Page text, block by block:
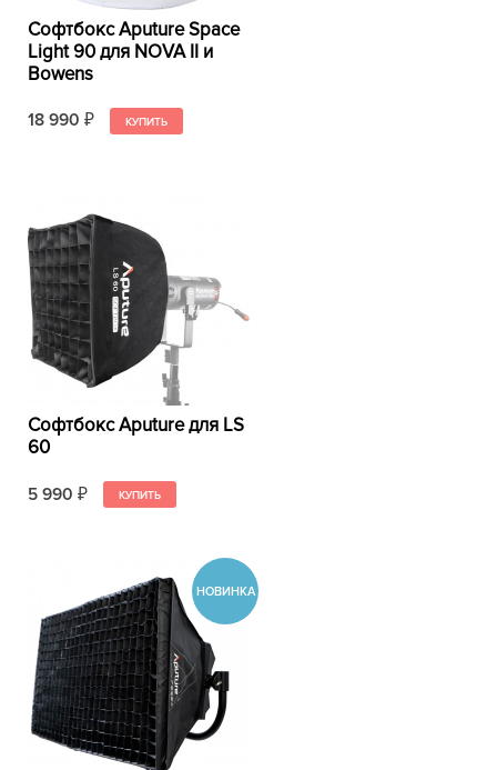
Софтбокс Aputure Space
Light 90 для NOVA II и
Bowens
18 990 ₽
Софтбокс Aputure для LS
60
5 990 ₽